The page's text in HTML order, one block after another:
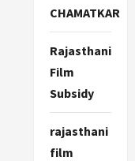
CHAMATKAR
Rajasthani
Film
Subsidy
rajasthani
film